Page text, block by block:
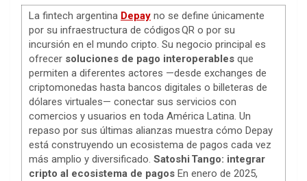
La fintech argentina Depay no se define únicamente
por su infraestructura de códigos QR o por su
incursión en el mundo cripto. Su negocio principal es
ofrecer soluciones de pago interoperables que
permiten a diferentes actores —desde exchanges de
criptomonedas hasta bancos digitales o billeteras de
dólares virtuales— conectar sus servicios con
comercios y usuarios en toda América Latina. Un
repaso por sus últimas alianzas muestra cómo Depay
está construyendo un ecosistema de pagos cada vez
más amplio y diversificado. Satoshi Tango: integrar
cripto al ecosistema de pagos En enero de 2025,